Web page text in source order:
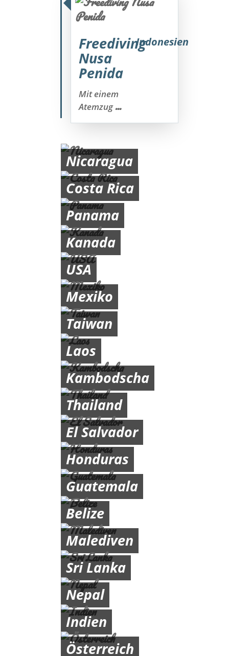
Freediving
Nusa
Penida
Indonesien
Mit einem
Atemzug...
Nicaragua
Costa Rica
Panama
Kanada
USA
Mexiko
Taiwan
Laos
Kambodscha
Thailand
El Salvador
Honduras
Guatemala
Belize
Malediven
Sri Lanka
Nepal
Indien
Österreich